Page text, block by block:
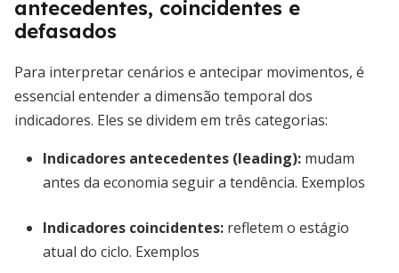
antecedentes, coincidentes e
defasados
Para interpretar cenários e antecipar movimentos, é
essencial entender a dimensão temporal dos
indicadores. Eles se dividem em três categorias:
Indicadores antecedentes (leading): mudam
antes da economia seguir a tendência. Exemplos
Indicadores coincidentes: refletem o estágio
atual do ciclo. Exemplos